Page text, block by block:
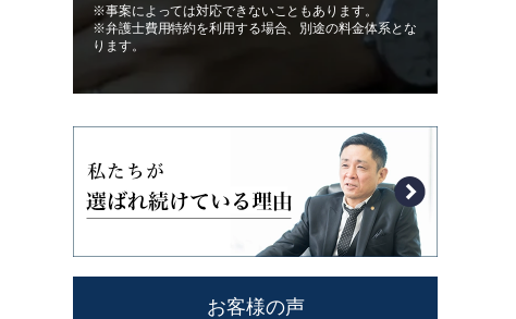
※事案によっては対応できないこともあります。
※弁護士費用特約を利用する場合、別途の料金体系とな
ります。
お客様の声